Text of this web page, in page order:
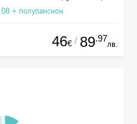
+ полупансион
46€ / 89.97
лв.